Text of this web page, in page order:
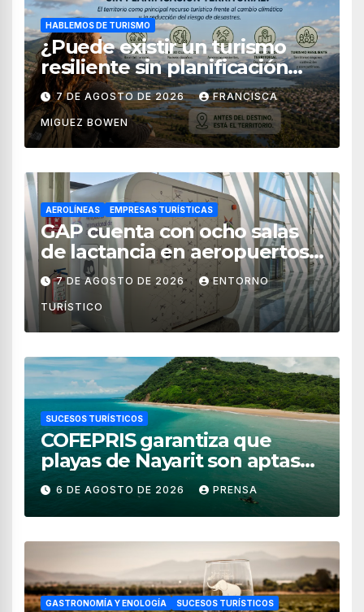
HABLEMOS DE TURISMO
¿Puede existir un turismo
resiliente sin planificación
territorial?
7 DE AGOSTO DE 2026 FRANCISCA
MIGUEZ BOWEN
AEROLÍNEAS EMPRESAS TURÍSTICAS
GAP cuenta con ocho salas
de lactancia en aeropuertos
de México
7 DE AGOSTO DE 2026 ENTORNO
TURÍSTICO
SUCESOS TURÍSTICOS
COFEPRIS garantiza que
playas de Nayarit son aptas
para uso recreativo
6 DE AGOSTO DE 2026 PRENSA
GASTRONOMÍA Y ENOLOGÍA SUCESOS TURÍSTICOS